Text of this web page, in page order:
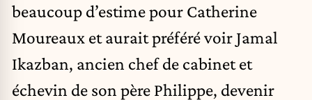
beaucoup d’estime pour Catherine
Moureaux et aurait préféré voir Jamal
Ikazban, ancien chef de cabinet et
échevin de son père Philippe, devenir